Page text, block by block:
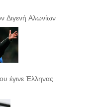
Διγενή Αλωνίων
έγινε Έλληνας